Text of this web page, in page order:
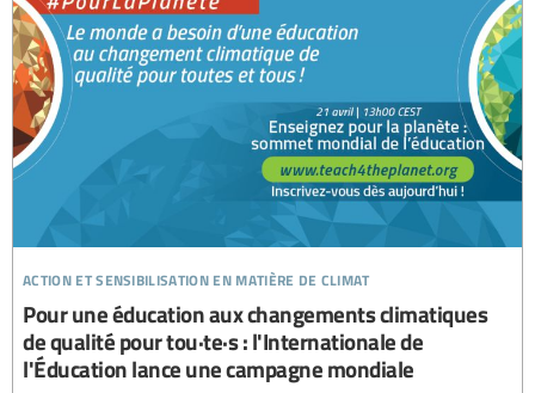
action et sensibilisation en matière de climat
Pour une éducation aux changements climatiques
de qualité pour tou·te·s : l'Internationale de
l'Éducation lance une campagne mondiale